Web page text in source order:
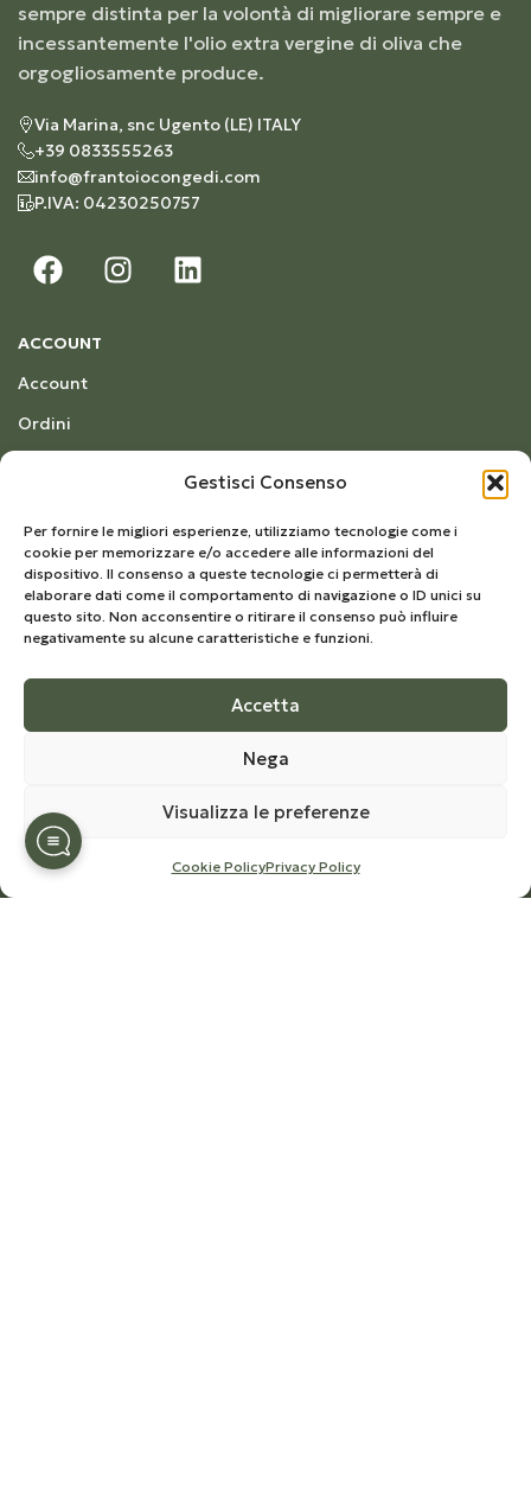
Gestisci Consenso
Per fornire le migliori esperienze, utilizziamo tecnologie come i
cookie per memorizzare e/o accedere alle informazioni del
dispositivo. Il consenso a queste tecnologie ci permetterà di
elaborare dati come il comportamento di navigazione o ID unici su
questo sito. Non acconsentire o ritirare il consenso può influire
negativamente su alcune caratteristiche e funzioni.
Accetta
Nega
Visualizza le preferenze
Cookie PolicyPrivacy Policy
sempre distinta per la volontà di migliorare sempre e
incessantemente l'olio extra vergine di oliva che
orgogliosamente produce.
Via Marina, snc Ugento (LE) ITALY
+39 0833555263
info@frantoiocongedi.com
P.IVA: 04230250757
ACCOUNT
Account
Ordini
NOTE LEGALI
Privacy Policy
Cookie Policy
Termini e Condizioni
Richiesta di recesso
Azienda
La storia